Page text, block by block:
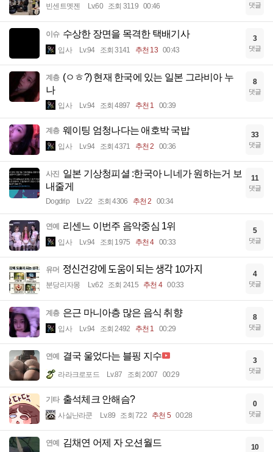
빈센트멧젠 Lv.60 조회 3119 00:46 댓글
이슈 수상한 장면을 목격한 택배기사
입사 Lv.94 조회 3141 추천 13 00:43
3
댓글
계층 (ㅇㅎ?) 현재 한국에 있는 일본 그라비아 누
나
입사 Lv.94 조회 4897 추천 1 00:39
8
댓글
계층 웨이팅 엄청나다는 애호박 국밥
입사 Lv.94 조회 4371 추천 2 00:36
33
댓글
사진 일본 기상청피셜 :한국아 니네가 원하는거 보
내줄게
Dogdrip Lv.22 조회 4306 추천 2 00:34
11
댓글
연예 리센느 이번주 음악중심 1위
입사 Lv.94 조회 1975 추천 4 00:33
5
댓글
유머 정신건강에 도움이 되는 생각 10가지
분당리자몽 Lv.62 조회 2415 추천 4 00:33
4
댓글
계층 은근 마니아층 많은 음식 취향
입사 Lv.94 조회 2492 추천 1 00:29
8
댓글
연예 결국 울었다는 블핑 지수
라라크로포드 Lv.87 조회 2007 00:29
3
댓글
기타 출석체크 안해슴?
사실난라쿤 Lv.89 조회 722 추천 5 00:28
0
댓글
연예 김채연 어제 자 오션월드 10